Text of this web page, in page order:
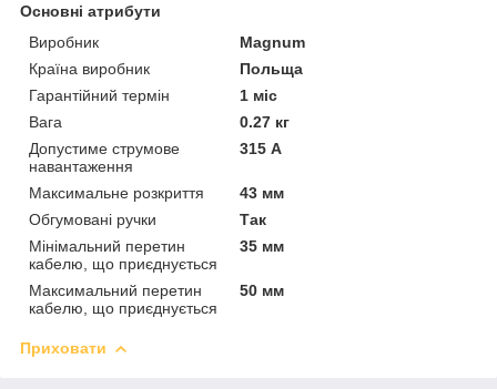
Основні атрибути
Виробник
Magnum
Країна виробник
Польща
Гарантійний термін
1 міс
Вага
0.27 кг
Допустиме струмове
навантаження
315 А
Максимальне розкриття
43 мм
Обгумовані ручки
Так
Мінімальний перетин
кабелю, що приєднується
35 мм
Максимальний перетин
кабелю, що приєднується
50 мм
Приховати